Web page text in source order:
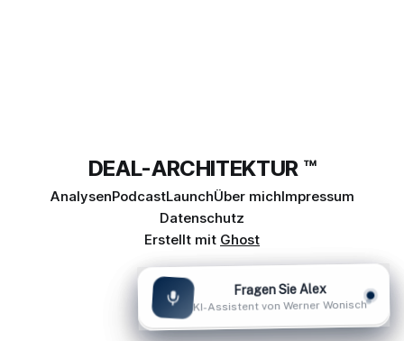
DEAL-ARCHITEKTUR ™
AnalysenPodcastLaunchÜber michImpressum
Datenschutz
Erstellt mit Ghost